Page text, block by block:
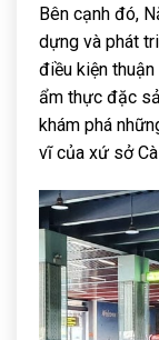
Bên cạnh đó,
dựng và phát
điều kiện
ẩm thực đặc
khám phá
vĩ của xứ sở